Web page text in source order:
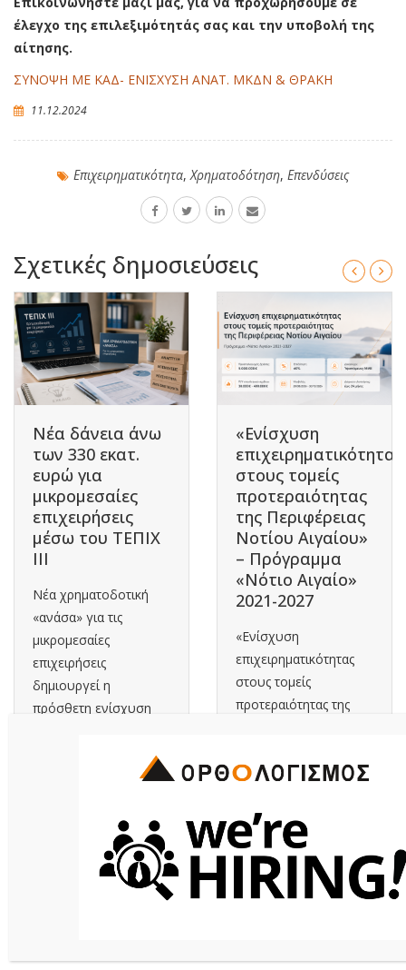
έλεγχο της επιλεξιμότητάς σας και την υποβολή της
αίτησης.
ΣΥΝΟΨΗ ΜΕ ΚΑΔ- ΕΝΙΣΧΥΣΗ ΑΝΑΤ. ΜΚΔΝ & ΘΡΑΚΗ
11.12.2024
Επιχειρηματικότητα, Χρηματοδότηση, Επενδύσεις
Σχετικές δημοσιεύσεις
Νέα δάνεια άνω
των 330 εκατ.
ευρώ για
μικρομεσαίες
επιχειρήσεις
μέσω του ΤΕΠΙΧ
ΙΙΙ
Νέα χρηματοδοτική
«ανάσα» για τις
μικρομεσαίες
επιχειρήσεις
δημιουργεί η
πρόσθετη ενίσχυση
Επιχειρηματικότητας ΙΙΙ
– ΤΕΠΙΧ ΙΙΙ. Με τη νέα...
«Ενίσχυση
επιχειρηματικότητας
στους τομείς
προτεραιότητας
της Περιφέρειας
Νοτίου Αιγαίου»
– Πρόγραμμα
«Νότιο Αιγαίο»
2021-2027
«Ενίσχυση
επιχειρηματικότητας
στους τομείς
προτεραιότητας της
«Νότιο Αιγαίο» 2021-
«Ενίσχυση
επιχειρηματικότητας
στους τομείς
προτεραιότητας...